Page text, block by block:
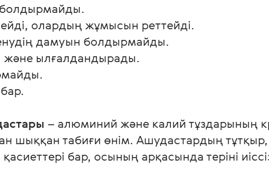
олардың жұмысын реттейді.
дамуын болдырмайды.
және ылғалдандырады.
– алюминий және калий тұздарының
шыққан табиғи өнім. Ашудастардың тұтқыр,
бар, осының арқасында теріні